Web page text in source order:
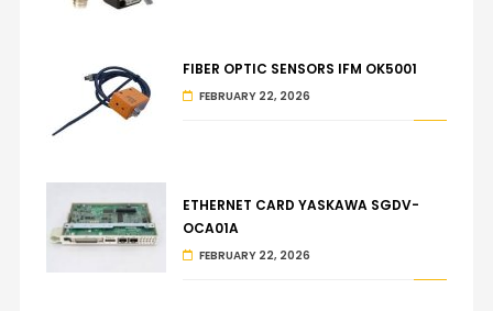
FIBER OPTIC SENSORS IFM OK5001
FEBRUARY 22, 2026
ETHERNET CARD YASKAWA SGDV-
OCA01A
FEBRUARY 22, 2026